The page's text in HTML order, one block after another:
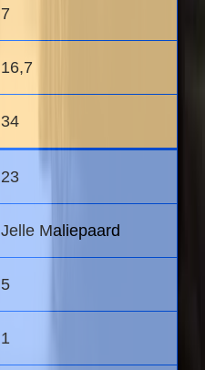
7
16,7
34
23
Jelle Maliepaard
5
1